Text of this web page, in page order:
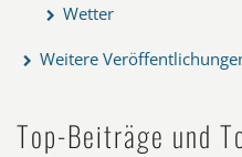
Wetter
Weitere
Top-Beiträge und